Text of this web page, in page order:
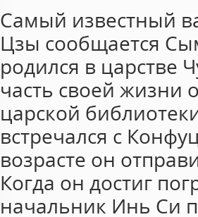
Самый известный
Цзы сообщается
родился в царстве
часть своей жизни
царской
встречался с
возрасте он
Когда он достиг
начальник Инь Си